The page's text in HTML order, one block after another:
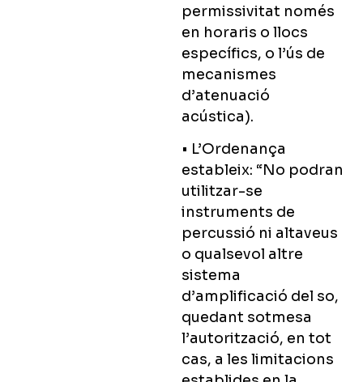
permissivitat només
en horaris o llocs
específics, o l’ús de
mecanismes
d’atenuació
acústica).
• L’Ordenança
estableix: “No podran
utilitzar-se
instruments de
percussió ni altaveus
o qualsevol altre
sistema
d’amplificació del so,
quedant sotmesa
l’autorització, en tot
cas, a les limitacions